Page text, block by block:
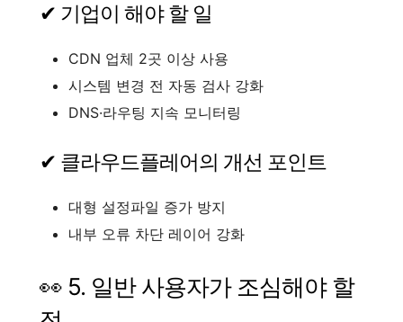
✔ 기업이 해야 할 일
CDN 업체 2곳 이상 사용
시스템 변경 전 자동 검사 강화
DNS·라우팅 지속 모니터링
✔ 클라우드플레어의 개선 포인트
대형 설정파일 증가 방지
내부 오류 차단 레이어 강화
👀 5. 일반 사용자가 조심해야 할